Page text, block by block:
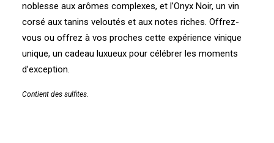
noblesse aux arômes complexes, et l’Onyx Noir, un vin
corsé aux tanins veloutés et aux notes riches. Offrez-
vous ou offrez à vos proches cette expérience vinique
unique, un cadeau luxueux pour célébrer les moments
d’exception.
Contient des sulfites.